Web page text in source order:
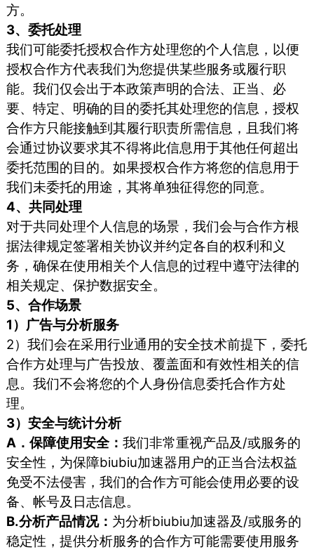
方。
3、委托处理
我们可能委托授权合作方处理您的个人信息，以便
授权合作方代表我们为您提供某些服务或履行职
能。我们仅会出于本政策声明的合法、正当、必
要、特定、明确的目的委托其处理您的信息，授权
合作方只能接触到其履行职责所需信息，且我们将
会通过协议要求其不得将此信息用于其他任何超出
委托范围的目的。如果授权合作方将您的信息用于
我们未委托的用途，其将单独征得您的同意。
4、共同处理
对于共同处理个人信息的场景，我们会与合作方根
据法律规定签署相关协议并约定各自的权利和义
务，确保在使用相关个人信息的过程中遵守法律的
相关规定、保护数据安全。
5、合作场景
1）广告与分析服务
2）我们会在采用行业通用的安全技术前提下，委托
合作方处理与广告投放、覆盖面和有效性相关的信
息。我们不会将您的个人身份信息委托合作方处
理。
3）安全与统计分析
A．保障使用安全：我们非常重视产品及/或服务的
安全性，为保障biubiu加速器用户的正当合法权益
免受不法侵害，我们的合作方可能会使用必要的设
备、帐号及日志信息。
B.分析产品情况： 为分析biubiu加速器及/或服务的
稳定性，提供分析服务的合作方可能需要使用服务